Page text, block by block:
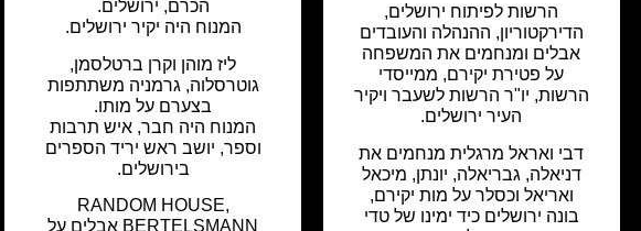
הרשות לפיתוח ירושלים,
הדירקטוריון, ההנהלה והעובדים
אבלים ומנחמים את המשפחה
על פטירת יקירם, ממייסדי
הרשות, יו"ר הרשות לשעבר ויקיר
העיר ירושלים.
דבי ואראל מרגלית מנחמים את
דניאלה, גבריאלה, יונתן, מיכאל
ואריאל וכסלר על מות יקירם,
בונה ירושלים כיד ימינו של טדי
הכרם, ירושלים.
המנוח היה יקיר ירושלים.
ליז מוהן וקרן ברטלסמן,
גוטרסלוה, גרמניה משתתפות
בצערם על מותו.
המנוח היה חבר, איש תרבות
וספר, יושב ראש יריד הספרים
בירושלים.
RANDOM HOUSE,
BERTELSMANN אבלים על